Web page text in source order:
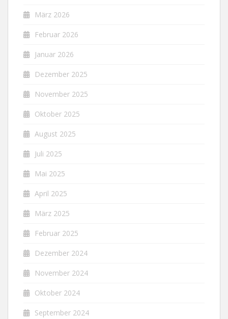
März 2026
Februar 2026
Januar 2026
Dezember 2025
November 2025
Oktober 2025
August 2025
Juli 2025
Mai 2025
April 2025
März 2025
Februar 2025
Dezember 2024
November 2024
Oktober 2024
September 2024